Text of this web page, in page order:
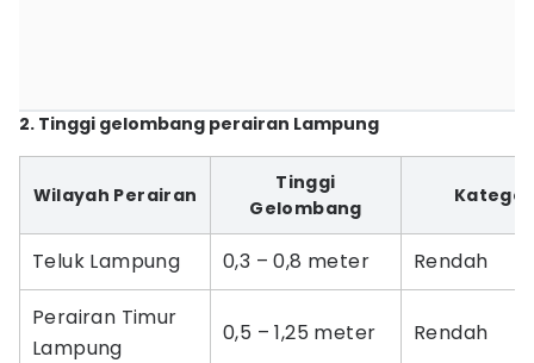
2. Tinggi gelombang perairan Lampung
Wilayah Perairan
Tinggi
Gelombang
Teluk Lampung 0,3 – 0,8 meter Rendah
Perairan Timur
Lampung
0,5 – 1,25 meter Rendah